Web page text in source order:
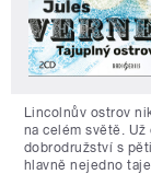
Lincolnův ostrov
na celém světě.
dobrodružství s
hlavně nejedno